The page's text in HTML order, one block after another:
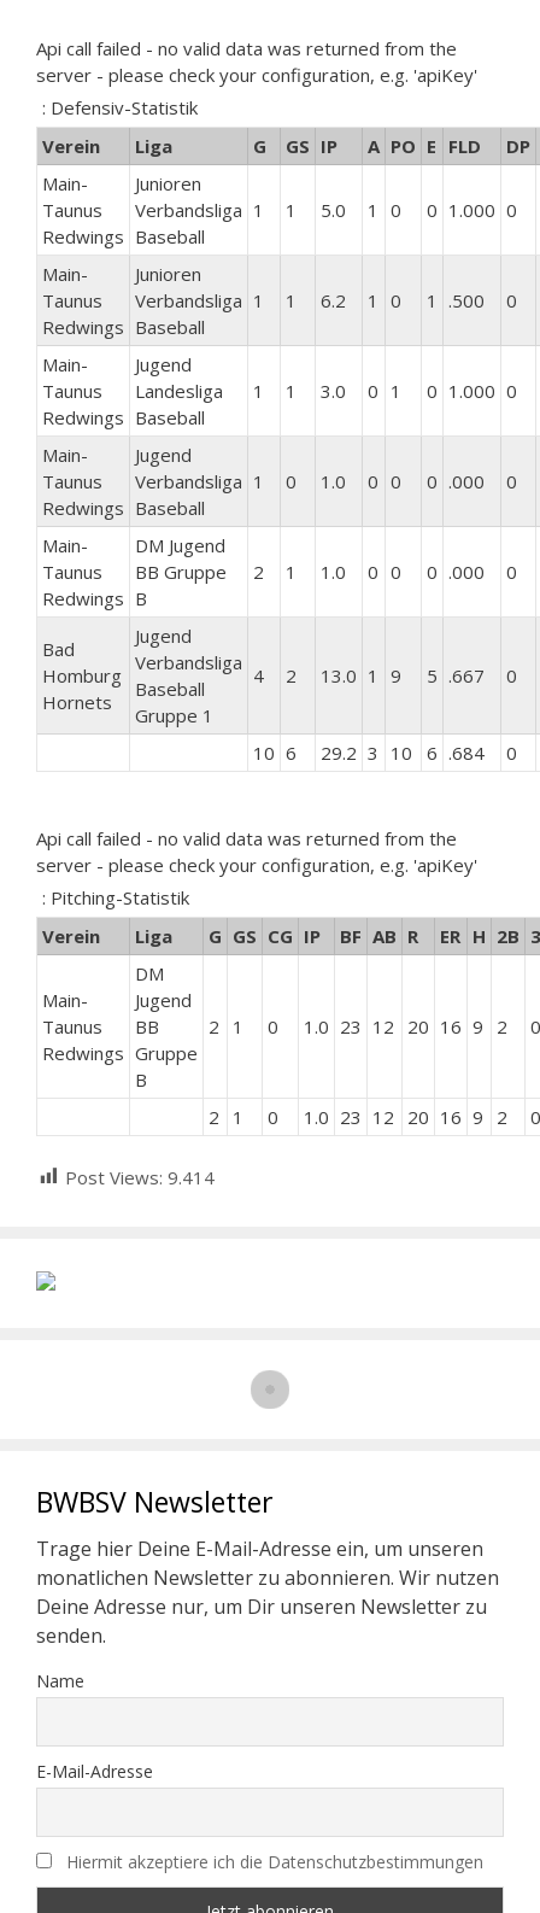
Api call failed - no valid data was returned from the
server - please check your configuration, e.g. 'apiKey'
: Defensiv-Statistik
Verein
Liga G GS IP A PO E FLD
DP
Main-
Taunus
Redwings
Junioren
Verbandsliga
Baseball
1 1 5.0 1 0 0 1.000 0
Main-
Taunus
Redwings
Junioren
Verbandsliga
Baseball
1 1 6.2 1 0 1 .500 0
Main-
Taunus
Redwings
Jugend
Landesliga
Baseball
1 1 3.0 0 1 0 1.000 0
Main-
Taunus
Redwings
Jugend
Verbandsliga
Baseball
1 0 1.0 0 0 0 .000 0
Main-
Taunus
Redwings
DM Jugend
BB Gruppe
B
2 1 1.0 0 0 0 .000 0
Bad
Homburg
Hornets
Jugend
Verbandsliga
Baseball
Gruppe 1
4 2 13.0 1 9 5 .667 0
10 6 29.2 3 10 6 .684 0
Api call failed - no valid data was returned from the
server - please check your configuration, e.g. 'apiKey'
: Pitching-Statistik
Verein
Liga G GS CG IP BF AB R ER H 2B
Main-
Taunus
Redwings
DM
Jugend
BB
Gruppe
B
2 1 0 1.0 23 12 20 16 9 2 0
2 1 0 1.0 23 12 20 16 9 2 0
Post Views: 9.414
BWBSV Newsletter
Trage hier Deine E-Mail-Adresse ein, um unseren
monatlichen Newsletter zu abonnieren. Wir nutzen
Deine Adresse nur, um Dir unseren Newsletter zu
senden.
Name
E-Mail-Adresse
Hiermit akzeptiere ich die Datenschutzbestimmungen